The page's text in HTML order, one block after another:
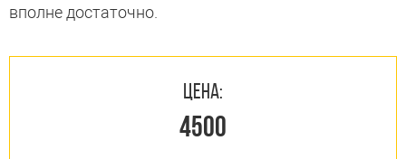
вполне достаточно.
ЦЕНА:
4500